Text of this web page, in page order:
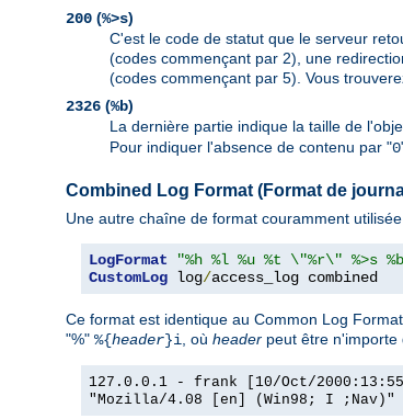
200 (%>s)
C'est le code de statut que le serveur
(codes commençant par 2), une
(codes commençant par 5). Vous
2326 (%b)
La dernière partie indique la taille de
Pour indiquer l'absence de contenu par "0
Combined Log Format (Format de
Une autre chaîne de format couramment
LogFormat "%h %l %u %t \"%r\" %>s
CustomLog log/access_log combined
Ce format est identique au Common Log
"%" %{header}i , où header peut être n'importe
127.0.0.1 - frank [10/Oct/
"Mozilla/4.08 [en] (Win98; I ;Nav)"